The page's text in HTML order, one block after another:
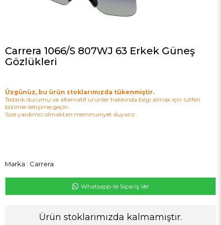
Carrera 1066/S 807WJ 63 Erkek Güneş
Gözlükleri
Üzgünüz, bu ürün stoklarımızda tükenmiştir.
Tedarik durumu ve alternatif ürünler hakkında bilgi almak için lütfen
bizimle iletişime geçin.
Size yardımcı olmaktan memnuniyet duyarız.
Marka : Carrera
Whatsapp ile Sipariş Ver
Ürün stoklarımızda kalmamıştır.